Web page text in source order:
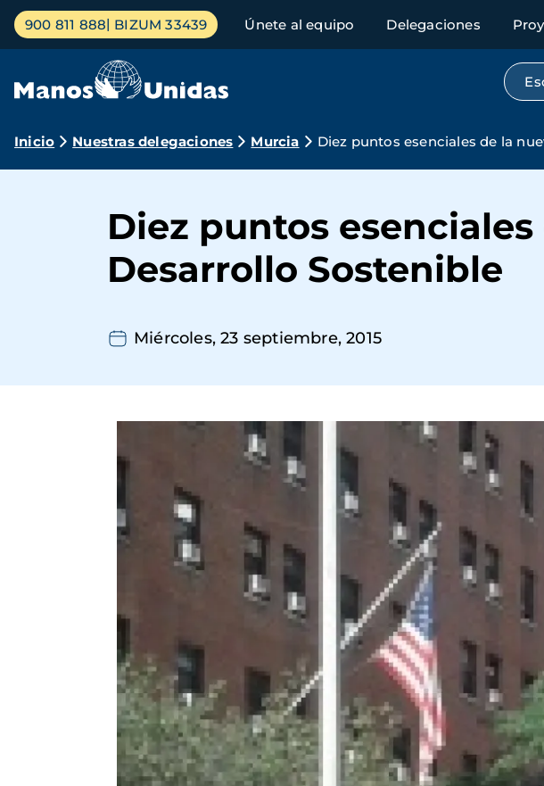
Pasar
contenido
Menú
principal
900 811 888 BIZUM 33439 Únete al equipo Delegaciones
Ruta
navegación
Inicio Nuestras delegaciones Murcia Diez puntos esenciales de la
Diez puntos
Desarrollo Sostenible
Miércoles, 23 septiembre, 2015